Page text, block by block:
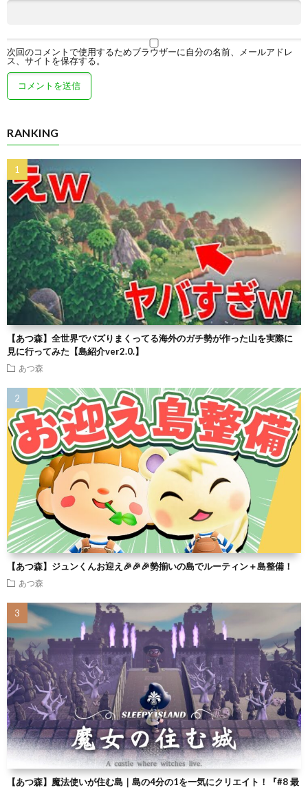
次回のコメントで使用するためブラウザーに自分の名前、メールアドレ
ス、サイトを保存する。
RANKING
【あつ森】全世界でバズりまくってる海外のガチ勢が作った山を実際に
見に行ってみた【島紹介ver2.0.】
あつ森
【あつ森】ジュンくんお迎え🎉🎉🎉勢揃いの島でルーティン＋島整備！
あつ森
【あつ森】魔法使いが住む島｜島の4分の1を一気にクリエイト！『#8 最